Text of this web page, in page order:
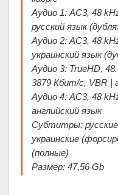
Аудио 1: AC3, 48
русский язык
Аудио 2: AC3, 48
украинский язык
Аудио 3: TrueHD,
3879 Кбит/с, VBR |
Аудио 4: AC3, 48
английский язык
Субтитры:
украинские
(полные)
Размер: 47,56 Gb